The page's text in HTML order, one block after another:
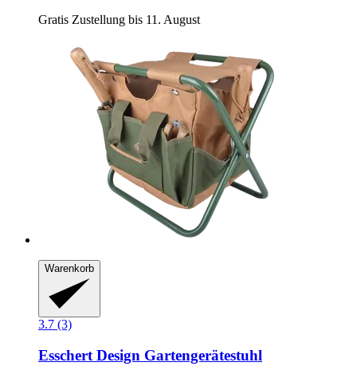
Gratis Zustellung bis 11. August
Warenkorb
3.7 (3)
Esschert Design Gartengerätestuhl